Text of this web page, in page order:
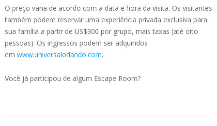
O preço varia de acordo com a data e hora da visita. Os visitantes
também podem reservar uma experiência privada exclusiva para
sua família a partir de US$300 por grupo, mais taxas (até oito
pessoas). Os ingressos podem ser adquiridos
em www.universalorlando.com.
Você já participou de algum Escape Room?